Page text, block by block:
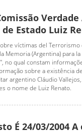
Estado Luiz
víctimas del Terrorismo
Memoria (Argentina) para
no qual constam
sobre a existência
argentino Cláudio
o nome de Luiz Renato.
É 24/03/2004